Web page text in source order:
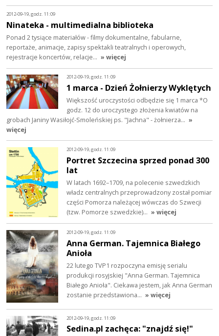
2012-09-19, godz. 11:09
Ninateka - multimedialna biblioteka
Ponad 2 tysiące materiałów - filmy dokumentalne, fabularne,
reportaże, animacje, zapisy spektakli teatralnych i operowych,
rejestracje koncertów, relacje… » więcej
2012-09-19, godz. 11:09
1 marca - Dzień Żołnierzy Wyklętych
Większość uroczystości odbędzie się 1 marca *O
godz. 12 do uroczystego złożenia kwiatów na
grobach Janiny Wasiłojć-Smoleńskiej ps. "Jachna" - żołnierza… »
więcej
2012-09-19, godz. 11:09
Portret Szczecina sprzed ponad 300
lat
W latach 1692–1709, na polecenie szwedzkich
władz centralnych przeprowadzony został pomiar
części Pomorza należącej wówczas do Szwecji
(tzw. Pomorze szwedzkie)… » więcej
2012-09-19, godz. 11:09
Anna German. Tajemnica Białego
Anioła
22 lutego TVP1 rozpoczyna emisję serialu
produkcji rosyjskiej "Anna German. Tajemnica
Białego Anioła". Ciekawa jestem, jak Anna German
zostanie przedstawiona… » więcej
2012-09-19, godz. 11:09
Sedina.pl zachęca: "znajdź się!"